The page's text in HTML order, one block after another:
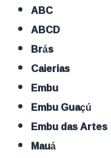
ABC
ABCD
Brás
Caierias
Embu
Embu Guaçú
Embu das Artes
Mauá